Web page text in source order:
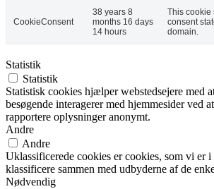
CookieConsent
38 years 8
months 16 days
14 hours
This cookie
consent
domain.
Statistik
Statistik
Statistisk cookies hjælper webstedsejere med
besøgende interagerer med hjemmesider ved
rapportere oplysninger anonymt.
Andre
Andre
Uklassificerede cookies er cookies, som vi er
klassificere sammen med udbyderne af de
Nødvendig